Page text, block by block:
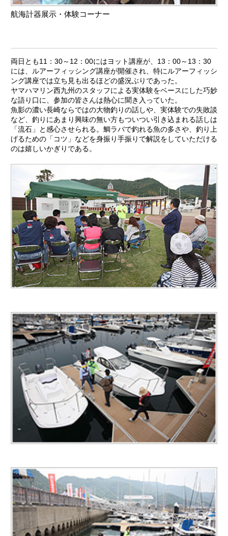
航海計器展示・体験コーナー
両日とも11：30～12：00にはヨット講座が、13：00～13：30
には、ルアーフィッシング講座が開催され、特にルアーフィッシ
ング講座では立ち見も出るほどの盛況ぶりであった。
ヤマハマリン西九州のスタッフによる実体験をベースにした巧妙
な語り口に、参加の皆さんは熱心に聞き入っていた。
魚影の濃い長崎ならではの大物釣りの話しや、実体験での失敗談
など、釣りにあまり興味の無い方もついつい引き込まれる話しは
「流石」と感心させられる。鯛ラバで釣れる魚の多さや、釣り上
げるための「コツ」などを身振り手振りで解説をしていただける
のは嬉しいかぎりである。